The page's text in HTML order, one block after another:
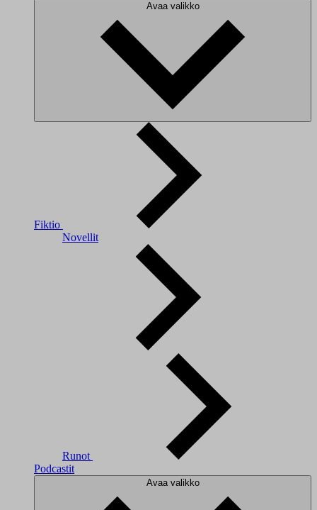
Avaa valikko
Fiktio
Novellit
Runot
Podcastit
Avaa valikko